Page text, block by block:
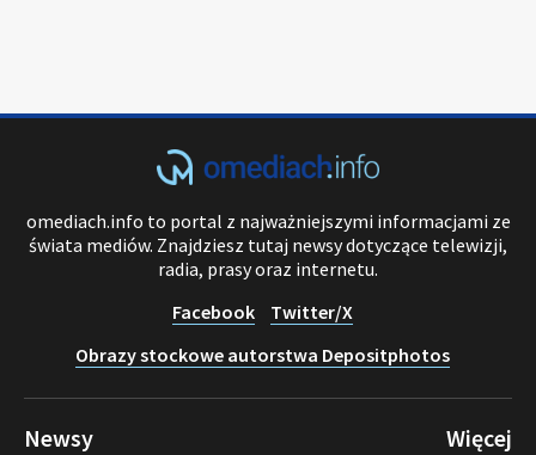
omediach.info to portal z najważniejszymi informacjami ze
świata mediów. Znajdziesz tutaj newsy dotyczące telewizji,
radia, prasy oraz internetu.
Facebook
Twitter/X
Obrazy stockowe autorstwa Depositphotos
Newsy Więcej